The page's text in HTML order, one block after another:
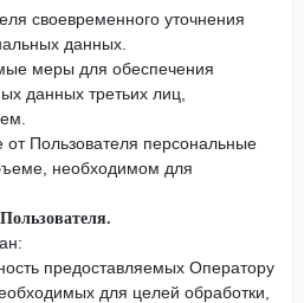
своевременного уточнения
данных.
меры для обеспечения
данных третьих лиц,
Пользователя персональные
необходимом для
предоставляемых Оператору
для целей обработки,